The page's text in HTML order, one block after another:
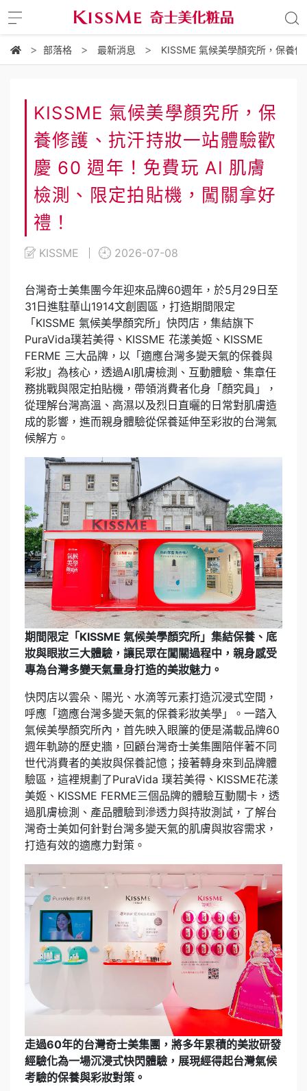
部落格 最新消息 KISSME 氣候美學顏究所，保養
KISSME 氣候美學顏究所，保
養修護、抗汗持妝一站體驗歡
慶 60 週年！免費玩 AI 肌膚
檢測、限定拍貼機，闖關拿好
禮！
KISSME 2026-07-08
台灣奇士美集團今年迎來品牌60週年，於5月29日至
31日進駐華山1914文創園區，打造期間限定
「KISSME 氣候美學顏究所」快閃店，集結旗下
PuraVida璞若美得、KISSME 花漾美姬、KISSME
FERME 三大品牌，以「適應台灣多變天氣的保養與
彩妝」為核心，透過AI肌膚檢測、互動體驗、集章任
務挑戰與限定拍貼機，帶領消費者化身「顏究員」，
從理解台灣高溫、高濕以及烈日直曬的日常對肌膚造
成的影響，進而親身體驗從保養延伸至彩妝的台灣氣
候解方。
期間限定「KISSME 氣候美學顏究所」集結保養、底
妝與眼妝三大體驗，讓民眾在闖關過程中，親身感受
專為台灣多變天氣量身打造的美妝魅力。
快閃店以雲朵、陽光、水滴等元素打造沉浸式空間，
呼應「適應台灣多變天氣的保養彩妝美學」。一踏入
氣候美學顏究所內，首先映入眼簾的便是滿載品牌60
週年軌跡的歷史牆，回顧台灣奇士美集團陪伴著不同
世代消費者的美妝與保養記憶；接著轉身來到品牌體
驗區，這裡規劃了PuraVida 璞若美得、KISSME花漾
美姬、KISSME FERME三個品牌的體驗互動關卡，透
過肌膚檢測、產品體驗到滲透力與持妝測試，了解台
灣奇士美如何針對台灣多變天氣的肌膚與妝容需求，
打造有效的適應力對策。
走過60年的台灣奇士美集團，將多年累積的美妝研發
經驗化為一場沉浸式快閃體驗，展現經得起台灣氣候
考驗的保養與彩妝對策。